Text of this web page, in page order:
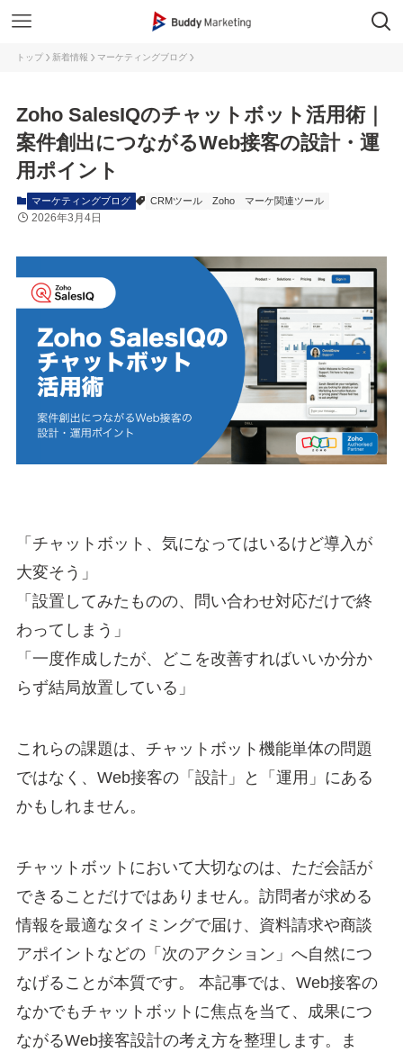
トップ 新着情報 マーケティングブログ
Zoho SalesIQのチャットボット活用術｜
案件創出につながるWeb接客の設計・運
用ポイント
マーケティングブログ CRMツール Zoho マーケ関連ツール
2026年3月4日
「チャットボット、気になってはいるけど導入が
大変そう」
「設置してみたものの、問い合わせ対応だけで終
わってしまう」
「一度作成したが、どこを改善すればいいか分か
らず結局放置している」
これらの課題は、チャットボット機能単体の問題
ではなく、Web接客の「設計」と「運用」にある
かもしれません。
チャットボットにおいて大切なのは、ただ会話が
できることだけではありません。訪問者が求める
情報を最適なタイミングで届け、資料請求や商談
アポイントなどの「次のアクション」へ自然につ
なげることが本質です。 本記事では、Web接客の
なかでもチャットボットに焦点を当て、成果につ
ながるWeb接客設計の考え方を整理します。ま